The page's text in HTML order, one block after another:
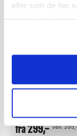
eller som de har
16
fra299,- Veil.